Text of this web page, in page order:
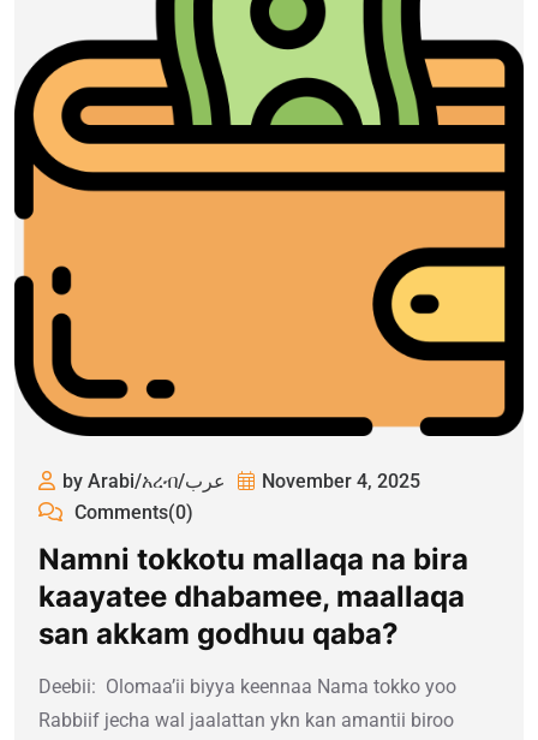
by Arabi/አረብ/عرب
November 4, 2025
Comments(0)
Namni tokkotu mallaqa na bira
kaayatee dhabamee, maallaqa
san akkam godhuu qaba?
Deebii: Olomaa’ii biyya keennaa Nama tokko yoo
Rabbiif jecha wal jaalattan ykn kan amantii biroo